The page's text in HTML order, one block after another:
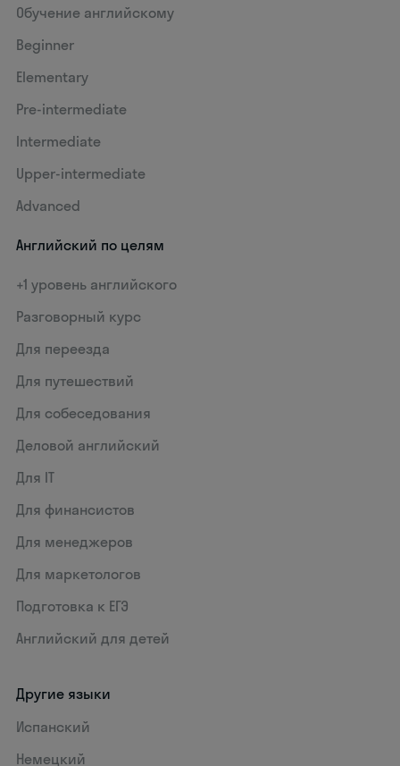
Обучение английскому
Beginner
Elementary
Pre-intermediate
Intermediate
Upper-intermediate
Advanced
Английский по целям
+1 уровень английского
Разговорный курс
Для переезда
Для путешествий
Для собеседования
Деловой английский
Для IT
Для финансистов
Для менеджеров
Для маркетологов
Подготовка к ЕГЭ
Английский для детей
Другие языки
Испанский
Немецкий